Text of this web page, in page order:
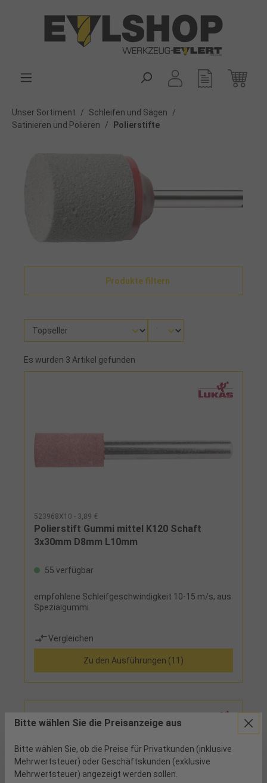
Unser Sortiment / Schleifen und Sägen
/
Satinieren und Polieren
/ Polierstifte
Produkte filtern
Es wurden 3 Artikel gefunden
523968X10 - 3,89 €
Polierstift Gummi mittel K120 Schaft
3x30mm D8mm L10mm
55 verfügbar
empfohlene Schleifgeschwindigkeit 10-15 m/s, aus
Spezialgummi
Vergleichen
Zu den Ausführungen (11)
Bitte wählen Sie die Preisanzeige aus
Bitte wählen Sie, ob die Preise für Privatkunden (inklusive
Mehrwertsteuer) oder Geschäftskunden (exklusive
Mehrwertsteuer) angezeigt werden sollen.